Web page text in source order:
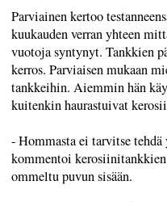
Parviainen kertoo
kuukauden verran yhteen
vuotoja syntynyt. Tankkien
kerros. Parviaisen mukaan
tankkeihin. Aiemmin hän
kuitenkin haurastuivat
- Hommasta ei tarvitse tehdä
kommentoi
ommeltu puvun sisään.